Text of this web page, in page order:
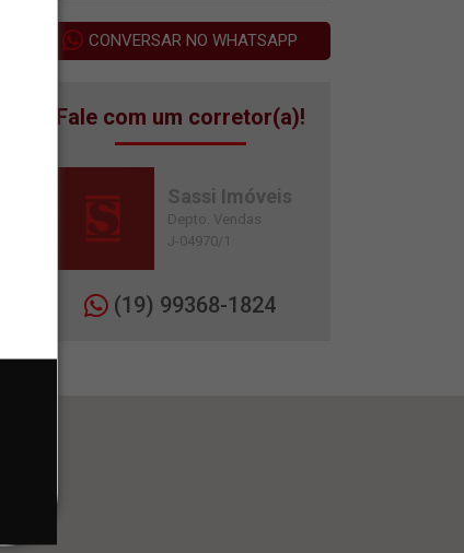
CONVERSAR NO WHATSAPP
Fale com um corretor(a)!
Sassi Imóveis
Depto. Vendas
J-04970/1
(19) 99368-1824